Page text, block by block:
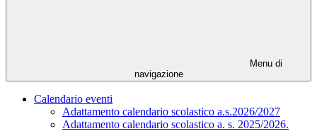
Menu di
navigazione
Calendario eventi
Adattamento calendario scolastico a.s.2026/2027
Adattamento calendario scolastico a. s. 2025/2026.